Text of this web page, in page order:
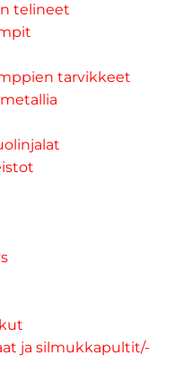
telineet
tarvikkeet
ja silmukkapultit/-